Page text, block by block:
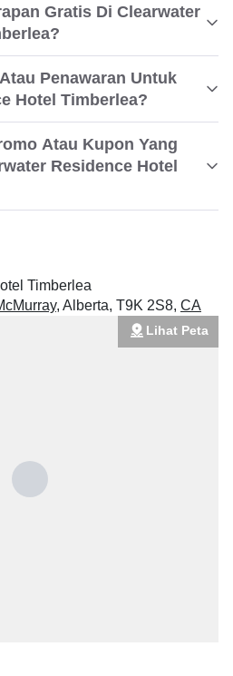
Gratis Di Clearwater
Penawaran Untuk
Hotel Timberlea?
Atau Kupon Yang
Residence Hotel
Timberlea
, Alberta, T9K 2S8, CA
Lihat Peta